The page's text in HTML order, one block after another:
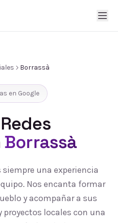
Borrassà
en Google
Borrassà
siempre una experiencia
Nos encanta formar
y acompañar a sus
locales con una